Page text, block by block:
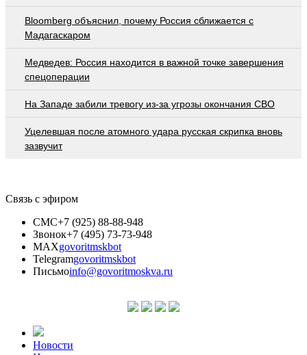
Bloomberg объяснил, почему Россия сближается с
Мадагаскаром
Медведев: Россия находится в важной точке завершения
спецоперации
На Западе забили тревогу из-за угрозы окончания СВО
Уцелевшая после атомного удара русская скрипка вновь
зазвучит
Связь с эфиром
СМС+7 (925) 88-88-948
Звонок+7 (495) 73-73-948
MAXgovoritmskbot
Telegramgovoritmskbot
Письмоinfo@govoritmoskva.ru
Новости